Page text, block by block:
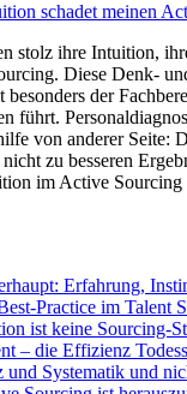
stolz ihre Intuition,
Diese Denk-
der
führt.
von anderer
zu besseren
im Active
Erfahrung,
Practice im Talent
ist keine Sourcing-
– die Effizienz
und Systematik und